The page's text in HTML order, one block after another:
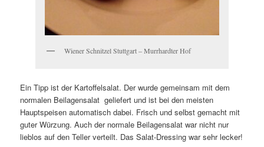
Wiener Schnitzel Stuttgart – Murrhardter Hof
Ein Tipp ist der Kartoffelsalat. Der wurde gemeinsam mit dem
normalen Beilagensalat geliefert und ist bei den meisten
Hauptspeisen automatisch dabei. Frisch und selbst gemacht mit
guter Würzung. Auch der normale Beilagensalat war nicht nur
lieblos auf den Teller verteilt. Das Salat-Dressing war sehr lecker!